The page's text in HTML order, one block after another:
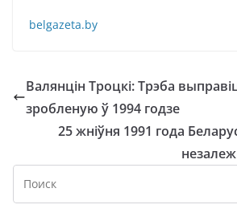
belgazeta.by
Валянцін Троцкі: Трэба
зробленую ў 1994 годзе
25 жніўня 1991 года